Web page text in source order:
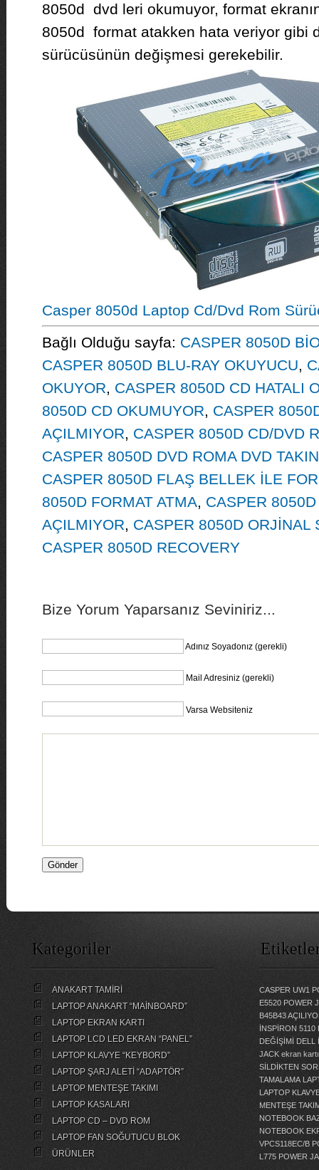
8050d dvd leri okumuyor, format
8050d format atakken hata veriyor gibi
sürücüsünün değişmesi gerekebilir.
Casper 8050d Laptop Cd/Dvd Rom
Bağlı Olduğu sayfa: CASPER 8050D
CASPER 8050D BLU-RAY OKUYUCU,
OKUYOR, CASPER 8050D CD HATALI
8050D CD OKUMUYOR, CASPER
AÇILMIYOR, CASPER 8050D CD/DVD
CASPER 8050D DVD ROMA DVD
CASPER 8050D FLAŞ BELLEK İLE
8050D FORMAT ATMA, CASPER
AÇILMIYOR, CASPER 8050D ORJİNAL
CASPER 8050D RECOVERY
Bize Yorum Yaparsanız Seviniriz...
Adınız Soyadonız (gerekli)
Mail Adresiniz (gerekli)
Varsa Websiteniz
Kategoriler
ANAKART TAMİRİ
LAPTOP ANAKART “MAİNBOARD”
LAPTOP EKRAN KARTI
LAPTOP LCD LED EKRAN “PANEL”
LAPTOP KLAVYE “KEYBORD”
LAPTOP ŞARJ ALETİ “ADAPTÖR”
LAPTOP MENTEŞE TAKIMI
LAPTOP KASALARI
LAPTOP CD – DVD ROM
LAPTOP FAN SOĞUTUCU BLOK
ÜRÜNLER
CASPER UW1
E5520 POWER
B45B43
İNSPİRON
DEĞİŞİMİ
DELL
JACK ekran
SİLDİKTEN
TAMALAMA
LAPTOP
MENTEŞE
NOTEBOOK
NOTEBOOK
VPCS118EC/B
L775 POWER